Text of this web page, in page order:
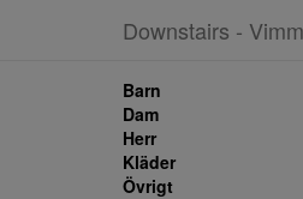
Downstairs -
Barn
Dam
Herr
Kläder
Övrigt